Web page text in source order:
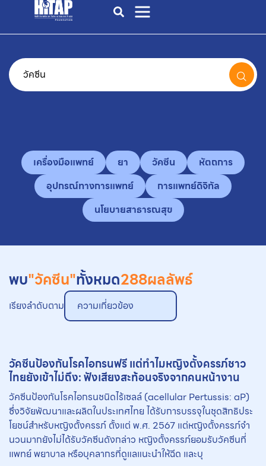
เครื่องมือแพทย์ ยา วัคซีน
หัตถการ
อุปกรณ์ทางการแพทย์
การแพทย์ดิจิทัล
นโยบายสาธารณสุข
พบ"วัคซีน"ทั้งหมด288ผลลัพธ์
เรียงลำดับตาม ความเกี่ยวข้อง
วัคซีนป้องกันโรคไอกรนฟรี แต่ทําไมหญิงตั้งครรภ์ชาว
ไทยยังเข้าไม่ถึง: ฟังเสียงสะท้อนจริงจากคนหน้างาน
วัคซีนป้องกันโรคไอกรนชนิดไร้เซลล์ (acellular Pertussis: aP)
ซึ่งวิจัยพัฒนาและผลิตในประเทศไทย ได้รับการบรรจุในชุดสิทธิประ
โยชน์สําหรับหญิงตั้งครรภ์ ตั้งแต่ พ.ศ. 2567 แต่หญิงตั้งครรภ์จํา
นวนมากยังไม่ได้รับวัคซีนดังกล่าว หญิงตั้งครรภ์ยอมรับวัคซีนที่
แพทย์ พยาบาล หรือบุคลากรที่ดูแลแนะนําให้ฉีด และบุ